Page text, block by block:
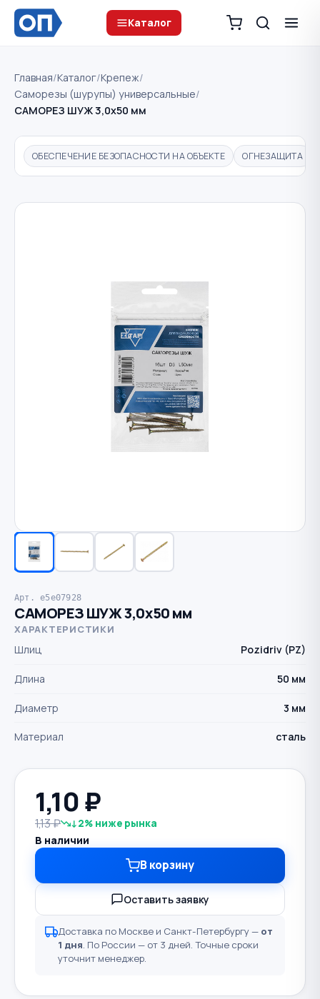
Каталог
Главная/Каталог/Крепеж/
Саморезы (шурупы) универсальные/
САМОРЕЗ ШУЖ 3,0х50 мм
ОБЕСПЕЧЕНИЕ БЕЗОПАСНОСТИ НА ОБЪЕКТЕ ОГНЕЗАЩИТА
Арт. e5e07928
САМОРЕЗ ШУЖ 3,0х50 мм
ХАРАКТЕРИСТИКИ
Шлиц Pozidriv (PZ)
Длина 50 мм
Диаметр 3 мм
Материал сталь
1,10₽
1,13 ₽ ↓2% ниже рынка
В наличии
В корзину
Оставить заявку
Доставка по Москве и Санкт-Петербургу — от
1 дня. По России — от 3 дней. Точные сроки
уточнит менеджер.